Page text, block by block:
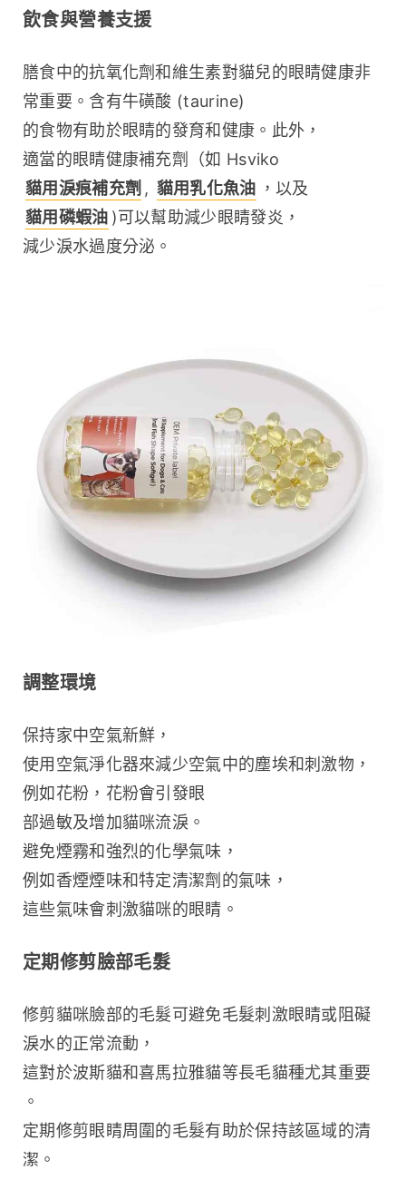
飲食與營養支援
膳食中的抗氧化劑和維生素對貓兒的眼睛健康非
常重要。含有牛磺酸 (taurine)
的食物有助於眼睛的發育和健康。此外，
貓用淚痕補充劑 , 貓用乳化魚油
貓用磷蝦油 )可以幫助減少眼睛發炎，
減少淚水過度分泌。
調整環境
保持家中空氣新鮮，
使用空氣淨化器來減少空氣中的塵埃和刺激物，
例如花粉，花粉會引發眼
部過敏及增加貓咪流淚。
避免煙霧和強烈的化學氣味，
例如香煙煙味和特定清潔劑的氣味，
這些氣味會刺激貓咪的眼睛。
定期修剪臉部毛髮
修剪貓咪臉部的毛髮可避免毛髮刺激眼睛或阻礙
淚水的正常流動，
這對於波斯貓和喜馬拉雅貓等長毛貓種尤其重要
。
定期修剪眼睛周圍的毛髮有助於保持該區域的清
潔。